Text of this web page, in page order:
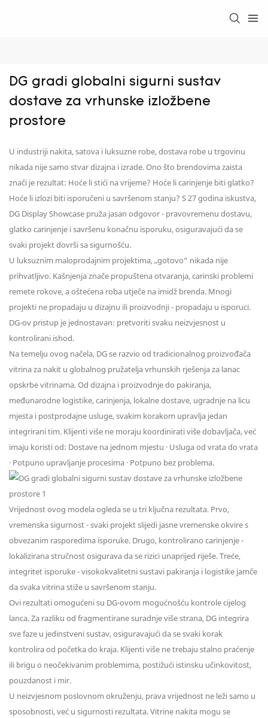
DG gradi globalni sigurni sustav
dostave za vrhunske izložbene
prostore
U industriji nakita, satova i luksuzne robe, dostava robe u trgovinu
nikada nije samo stvar dizajna i izrade. Ono što brendovima zaista
znači je rezultat: Hoće li stići na vrijeme? Hoće li carinjenje biti glatko?
Hoće li izlozi biti isporučeni u savršenom stanju? S 27 godina iskustva,
DG Display Showcase pruža jasan odgovor - pravovremenu dostavu,
glatko carinjenje i savršenu konačnu isporuku, osiguravajući da se
svaki projekt dovrši sa sigurnošću.
U luksuznim maloprodajnim projektima, „gotovo“ nikada nije
prihvatljivo. Kašnjenja znače propuštena otvaranja, carinski problemi
remete rokove, a oštećena roba utječe na imidž brenda. Mnogi
projekti ne propadaju u dizajnu ili proizvodnji - propadaju u isporuci.
DG-ov pristup je jednostavan: pretvoriti svaku neizvjesnost u
kontrolirani ishod.
Na temelju ovog načela, DG se razvio od tradicionalnog proizvođača
vitrina za nakit u globalnog pružatelja vrhunskih rješenja za lanac
opskrbe vitrinama. Od dizajna i proizvodnje do pakiranja,
međunarodne logistike, carinjenja, lokalne dostave, ugradnje na licu
mjesta i postprodajne usluge, svakim korakom upravlja jedan
integrirani tim. Klijenti više ne moraju koordinirati više dobavljača, već
imaju koristi od: Dostave na jednom mjestu · Usluga od vrata do vrata
· Potpuno upravljanje procesima · Potpuno bez problema.
Vrijednost ovog modela ogleda se u tri ključna rezultata. Prvo,
vremenska sigurnost - svaki projekt slijedi jasne vremenske okvire s
obvezanim rasporedima isporuke. Drugo, kontrolirano carinjenje -
lokalizirana stručnost osigurava da se rizici unaprijed riješe. Treće,
integritet isporuke - visokokvalitetni sustavi pakiranja i logistike jamče
da svaka vitrina stiže u savršenom stanju.
Ovi rezultati omogućeni su DG-ovom mogućnošću kontrole cijelog
lanca. Za razliku od fragmentirane suradnje više strana, DG integrira
sve faze u jedinstveni sustav, osiguravajući da se svaki korak
kontrolira od početka do kraja. Klijenti više ne trebaju stalno praćenje
ili brigu o neočekivanim problemima, postižući istinsku učinkovitost,
pouzdanost i mir.
U neizvjesnom poslovnom okruženju, prava vrijednost ne leži samo u
sposobnosti, već u sigurnosti rezultata. Vitrine nakita mogu se